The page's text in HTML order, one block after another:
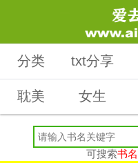
分类 txt分享
耽美 女生
可搜索书名